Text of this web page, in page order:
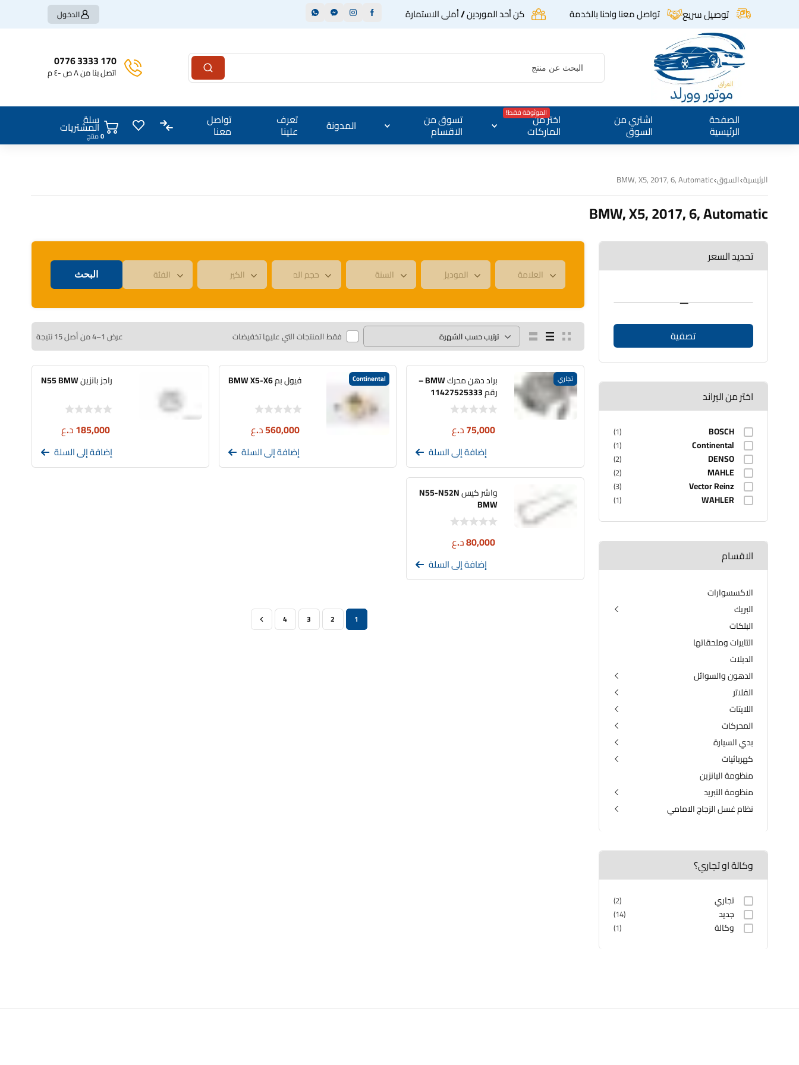
توصيل سريع تواصل معنا واحنا بالخدمة كن أحد الموردين / أملى الاستمارة الدخول
170 3333 0776
اتصل بنا من ٨ ص -٤ م
الصفحة
الرئيسية
اشتري من
السوق
اختر من
الماركات
الموثوقة فقط! تسوق من
الاقسام المدونة تعرف
علينا
تواصل
معنا
سلة
المشتريات
منتج
الرئيسية السوق BMW, X5, 2017, 6, Automatic
BMW, X5, 2017, 6, Automatic
تحديد السعر
تصفية
—
اختر من البراند
BOSCH
(1)
Continental
(1)
DENSO
(2)
MAHLE
(2)
Vector Reinz
(3)
WAHLER
(1)
الاقسام
الاكسسوارات
البريك
الدسكات الامامية والخلفية
الفلنجات
البلكات
التايرات وملحقاتها
الدبلات
الدهون والسوائل
دهن الكير
دهن المحرك
مضافات البانزين
مضافات لدهن المحرك
الفلاتر
فلتر التبريد
فلتر الدهن
فلتر الكير
فلتر شوته
فلتر فيت بم
اللايتات
اللايتات الامامية
اللايتات الخلفية
لايتات الضباب الامامية
المحركات
الداينمو
الراديتر
المجاول
النوزلات
كهربائيات المحرك
بدي السيارة
الدعاميات
كهربائيات
البطارية
منظومة البانزين
منظومة التبريد
كومبريسر التبريد
نظام غسل الزجاج الامامي
وكالة او تجاري؟
تجاري (2)
جديد (14)
وكالة (1)
فقط المنتجات التي عليها تخفيضات عرض 1–4 من أصل 15 نتيجة
تجاري براد دهن محرك BMW –
رقم 11427525333
75,000د.ع
إضافة إلى السلة
Continental فيول بم BMW X5-X6
560,000د.ع
إضافة إلى السلة
راجز بانزين N55 BMW
185,000د.ع
إضافة إلى السلة
واشر كيس N55-N52N
BMW
80,000د.ع
إضافة إلى السلة
1
2
3
4